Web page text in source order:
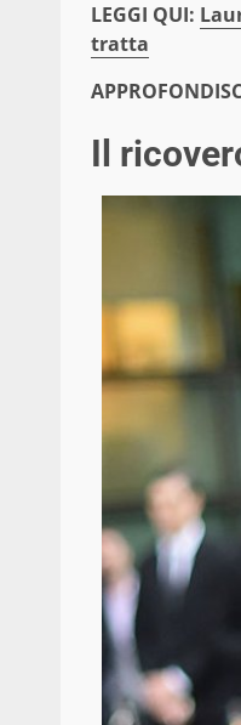
LEGGI QUI:
tratta
Il